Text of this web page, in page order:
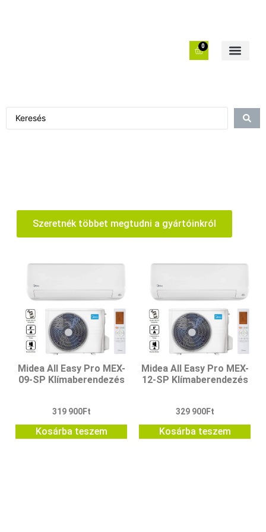
0
Szeretnék többet megtudni a gyártóinkról
Midea All Easy Pro MEX-
09-SP Klímaberendezés
319 900Ft
Kosárba teszem
Midea All Easy Pro MEX-
12-SP Klímaberendezés
329 900Ft
Kosárba teszem